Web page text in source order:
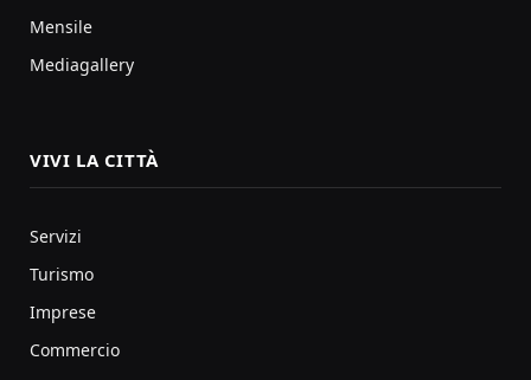
Mensile
Mediagallery
VIVI LA CITTÀ
Servizi
Turismo
Imprese
Commercio